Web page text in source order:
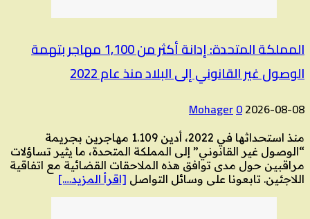
المملكة المتحدة: إدانة أكثر من 1,100 مهاجر بتهمة
الوصول غير القانوني إلى البلاد منذ عام 2022
2026-08-08
Mohager0
منذ استحداثها في 2022، أدين 1.109 مهاجرين بجريمة
“الوصول غير القانوني” إلى المملكة المتحدة، ما يثير تساؤلات
مراقبين حول مدى توافق هذه الملاحقات القضائية مع اتفاقية
اللاجئين. تابعونا على وسائل التواصل [اقرأ المزيد….]